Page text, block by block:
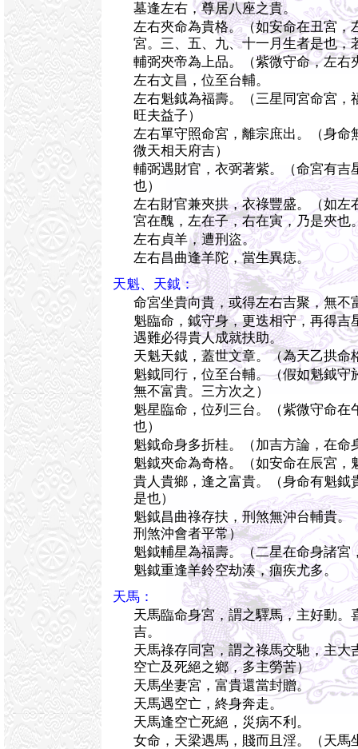
墓逢左右，尊居八座之貴。
左右夾命為貴格。（如安命在丑宮，
宮。三、五、九、十一月生者是也，
輔弼夾帝為上品。（紫微守命，左右
左右文昌，位至台輔。
左右魁鉞為福壽。（三星同宮命宮，
旺夫益子）
左右單守照命宮，離宗庶出。（身命
微天相天府吉）
輔弼遇財官，衣弼著紫。（命宮有吉
也）
左右財官兼夾拱，衣祿豐盛。（如左
宮在醜，左在子，右在寅，乃是夾也
左右貞羊，遭刑盜。
左右昌曲逢羊陀，當生異痣。
天魁、天鉞：
命宮坐貴向貴，或得左右吉聚，無不
魁臨命，鉞守身，更迭相守，再得吉
遇難必得貴人成就扶助。
天魁天鉞，蓋世文章。（為天乙拱命
魁鉞同行，位至台輔。（假如魁鉞守
無不富貴。三方次之）
魁星臨命，位列三台。（紫微守命在
也）
魁鉞命身多折桂。（加吉方論，在命
魁鉞夾命為奇格。（如安命在辰宮，
貴人貴鄉，逢之富貴。（身命有魁鉞
是也）
魁鉞昌曲祿存扶，刑煞無沖台輔貴。
刑煞沖會者平常）
魁鉞輔星為福壽。（二星在命身諸宮
魁鉞重逢羊鈴空劫湊，痼疾尤多。
天馬：
天馬臨命身宮，謂之驛馬，主好動。
吉。
天馬祿存同宮，謂之祿馬交馳，主大
空亡及死絕之鄉，多主勞苦）
天馬坐妻宮，富貴還當封贈。
天馬遇空亡，終身奔走。
天馬逢空亡死絕，災病不利。
女命，天梁遇馬，賤而且淫。（天馬